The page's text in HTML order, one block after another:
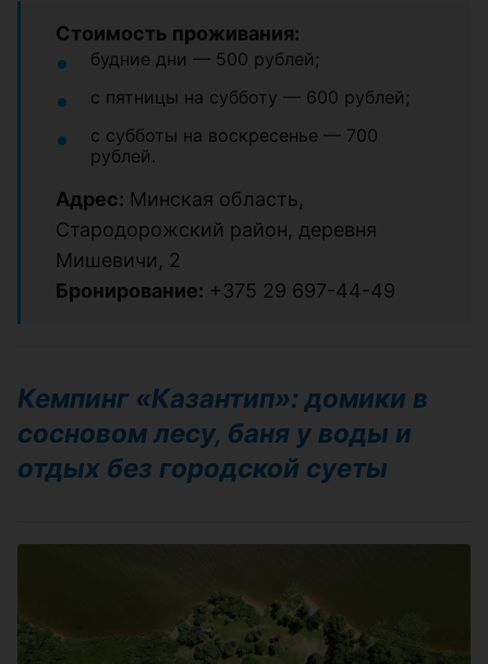
Стоимость проживания:
будние дни — 500 рублей;
с пятницы на субботу — 600 рублей;
с субботы на воскресенье — 700
рублей.
Адрес: Минская область,
Стародорожский район, деревня
Мишевичи, 2
Бронирование: +375 29 697-44-49
Кемпинг «Казантип»: домики в
сосновом лесу, баня у воды и
отдых без городской суеты